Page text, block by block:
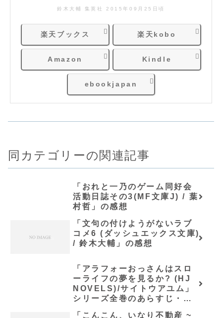
鈴木大輔 集英社 2015年09月25日頃
楽天ブックス 楽天kobo
Amazon Kindle
ebookjapan
同カテゴリーの関連記事
「おれと一乃のゲーム同好会
活動日誌その3(MF文庫J) / 葉
村哲」の感想
「文句の付けようがないラブ
コメ6 (ダッシュエックス文庫)
/ 鈴木大輔」の感想
「アラフォーおっさんはスロ
ーライフの夢を見るか? (HJ
NOVELS)/サイトウアユム」
シリーズ全巻のあらすじ・感
「こんこん、いなり不動産 ~